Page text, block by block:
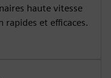
haute vitesse
et efficaces.